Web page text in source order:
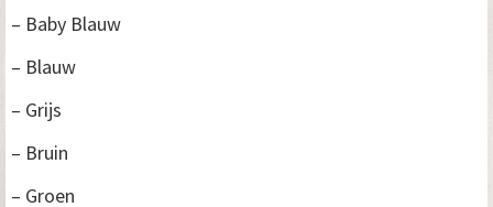
– Baby Blauw
– Blauw
– Grijs
– Bruin
– Groen